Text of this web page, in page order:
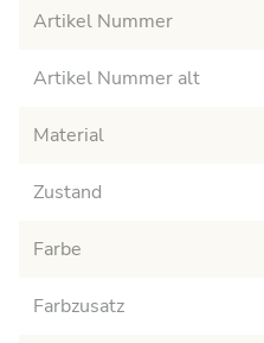
Artikel Nummer
Artikel Nummer alt
Material
Zustand
Farbe
Farbzusatz